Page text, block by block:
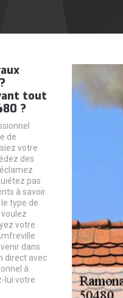
tout
?
de
votre
des
pas
à savoir
type de
voulez
votre
dans
direct avec
à
lui votre